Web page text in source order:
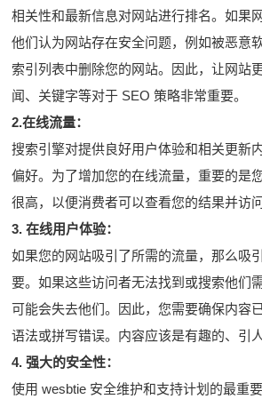
相关性和最新信息对网站进行排名。如果
他们认为网站存在安全问题，例如被恶意
索引列表中删除您的网站。因此，让网站
闻、关键字等对于 SEO 策略非常重要。
2.在线流量：
搜索引擎对提供良好用户体验和相关更新
偏好。为了增加您的在线流量，重要的是
很高，以便消费者可以查看您的结果并访
3. 在线用户体验：
如果您的网站吸引了所需的流量，那么吸
要。如果这些访问者无法找到或搜索他们
可能会失去他们。因此，您需要确保内容
语法或拼写错误。内容应该是有趣的、引
4. 强大的安全性：
使用 wesbtie 安全维护和支持计划的最重